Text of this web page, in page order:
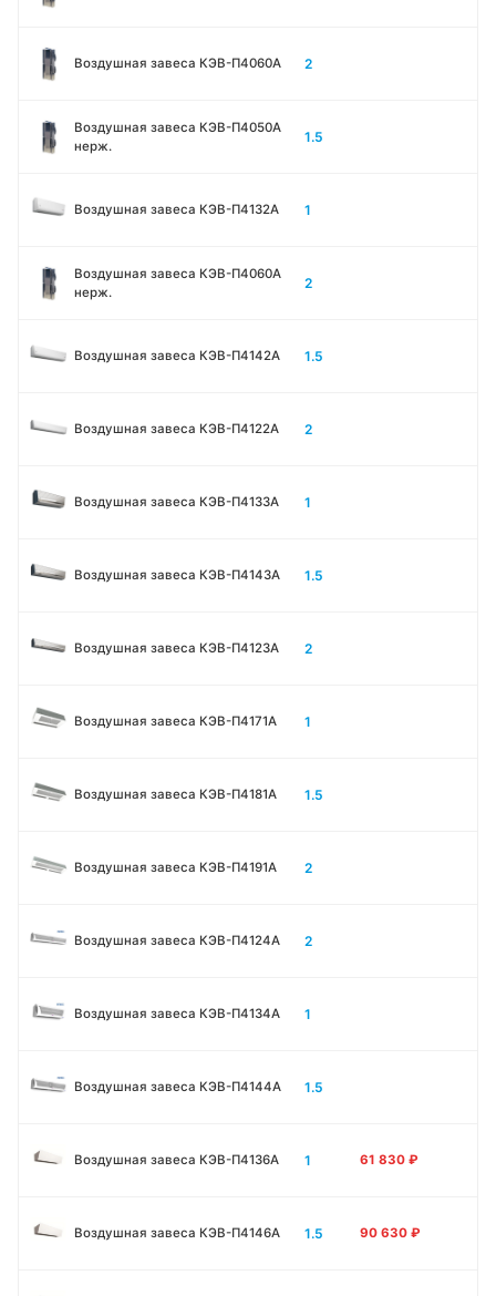
Воздушная завеса КЭВ-П4060A 2
Воздушная завеса КЭВ-П4050A
нерж.
1.5
Воздушная завеса КЭВ-П4132A 1
Воздушная завеса КЭВ-П4060A
нерж.
2
Воздушная завеса КЭВ-П4142A 1.5
Воздушная завеса КЭВ-П4122A 2
Воздушная завеса КЭВ-П4133A 1
Воздушная завеса КЭВ-П4143A 1.5
Воздушная завеса КЭВ-П4123A 2
Воздушная завеса КЭВ-П4171A 1
Воздушная завеса КЭВ-П4181A 1.5
Воздушная завеса КЭВ-П4191A 2
Воздушная завеса КЭВ-П4124A 2
Воздушная завеса КЭВ-П4134A 1
Воздушная завеса КЭВ-П4144A 1.5
Воздушная завеса КЭВ-П4136A 1 61 830 ₽
Воздушная завеса КЭВ-П4146A 1.5 90 630 ₽